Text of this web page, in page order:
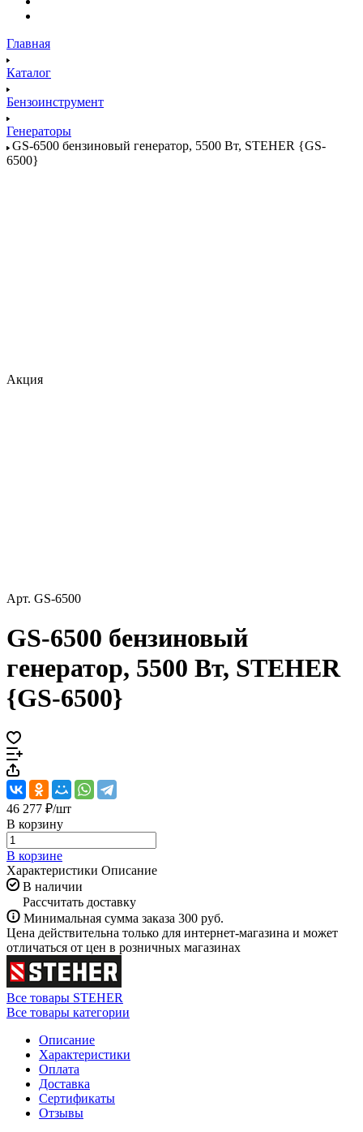
Главная
Каталог
Бензоинструмент
Генераторы
GS-6500 бензиновый генератор, 5500 Вт, STEHER {GS-
6500}
Акция
Арт. GS-6500
GS-6500 бензиновый
генератор, 5500 Вт, STEHER
{GS-6500}
46 277 ₽/шт
В корзину
В корзине
Характеристики Описание
В наличии
Рассчитать доставку
Минимальная сумма заказа 300 руб.
Цена действительна только для интернет-магазина и может
отличаться от цен в розничных магазинах
Все товары STEHER
Все товары категории
Описание
Характеристики
Оплата
Доставка
Сертификаты
Отзывы